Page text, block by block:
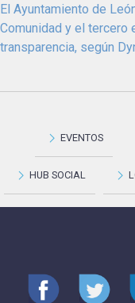
EVENTOS
HUB SOCIAL
El Ayuntamiento de
Comunidad y el tercero
transparencia, según